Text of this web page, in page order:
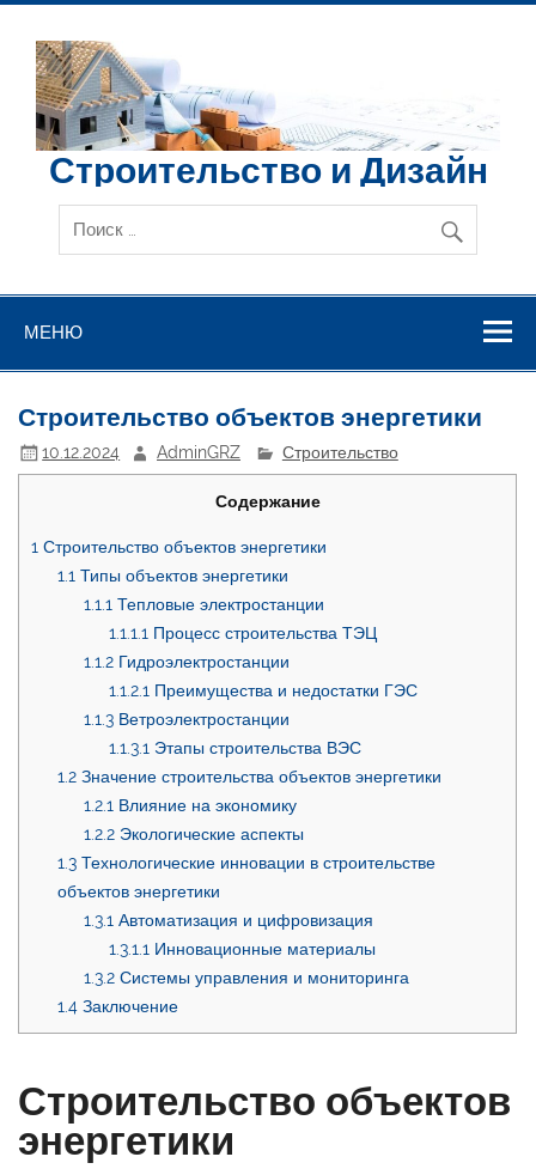
Перейти
содержимому
Строительство и Дизайн
МЕНЮ
Строительство объектов энергетики
10.12.2024 AdminGRZ Строительство
Содержание
1 Строительство объектов энергетики
1.1 Типы объектов энергетики
1.1.1 Тепловые электростанции
1.1.1.1 Процесс строительства ТЭЦ
1.1.2Гидроэлектростанции
1.1.2.1 Преимущества и недостатки ГЭС
1.1.3Ветроэлектростанции
1.1.3.1 Этапы строительства ВЭС
1.2Значение строительства объектов энергетики
1.2.1 Влияние на экономику
1.2.2Экологические аспекты
1.3Технологические инновации в строительстве
объектов энергетики
1.3.1 Автоматизация и цифровизация
1.3.1.1 Инновационные материалы
1.3.2Системы управления и мониторинга
1.4Заключение
Строительство объектов
энергетики